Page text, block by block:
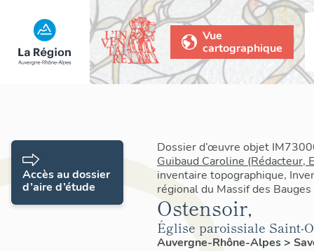
Vue
cartographique
Dossier d’œuvre objet
Guibaud Caroline (Rédacteur,
inventaire topographique,
régional du Massif des Bauges
Ostensoir,
Église paroissiale Saint-
Auvergne-Rhône-Alpes>
Accès au dossier
d’aire d’étude